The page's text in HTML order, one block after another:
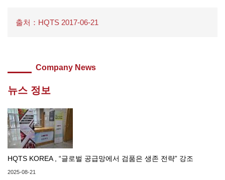
출처：HQTS 2017-06-21
Company News
뉴스 정보
HQTS KOREA , “글로벌 공급망에서 검품은 생존 전략” 강조
2025-08-21